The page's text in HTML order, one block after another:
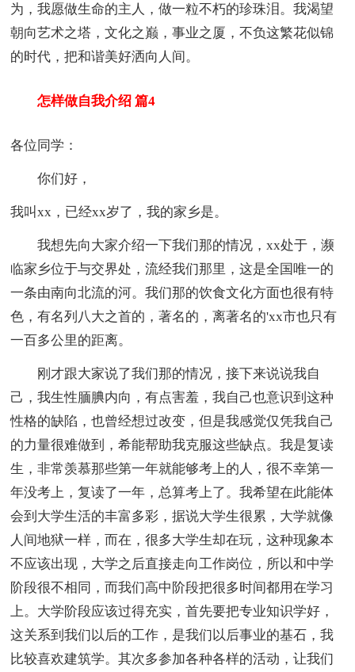
为，我愿做生命的主人，做一粒不朽的珍珠泪。我渴望
朝向艺术之塔，文化之巅，事业之厦，不负这繁花似锦
的时代，把和谐美好洒向人间。
怎样做自我介绍 篇4
各位同学：
你们好，
我叫xx，已经xx岁了，我的家乡是。
我想先向大家介绍一下我们那的情况，xx处于，濒
临家乡位于与交界处，流经我们那里，这是全国唯一的
一条由南向北流的河。我们那的饮食文化方面也很有特
色，有名列八大之首的，著名的，离著名的'xx市也只有
一百多公里的距离。
刚才跟大家说了我们那的情况，接下来说说我自
己，我生性腼腆内向，有点害羞，我自己也意识到这种
性格的缺陷，也曾经想过改变，但是我感觉仅凭我自己
的力量很难做到，希能帮助我克服这些缺点。我是复读
生，非常羡慕那些第一年就能够考上的人，很不幸第一
年没考上，复读了一年，总算考上了。我希望在此能体
会到大学生活的丰富多彩，据说大学生很累，大学就像
人间地狱一样，而在，很多大学生却在玩，这种现象本
不应该出现，大学之后直接走向工作岗位，所以和中学
阶段很不相同，而我们高中阶段把很多时间都用在学习
上。大学阶段应该过得充实，首先要把专业知识学好，
这关系到我们以后的工作，是我们以后事业的基石，我
比较喜欢建筑学。其次多参加各种各样的活动，让我们